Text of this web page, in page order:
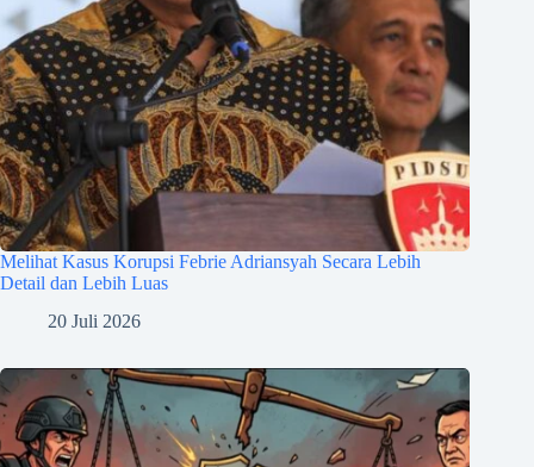
Melihat Kasus Korupsi Febrie Adriansyah Secara Lebih
Detail dan Lebih Luas
20 Juli 2026